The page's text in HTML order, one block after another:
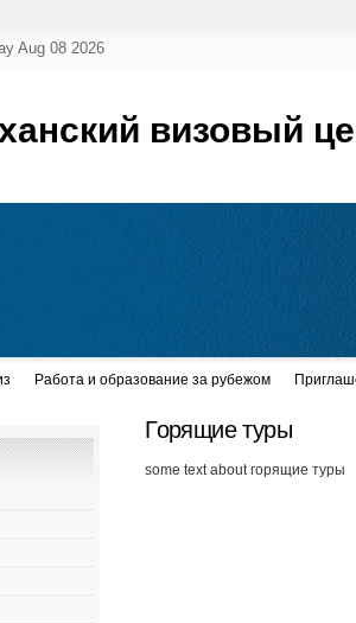
Aug 08 2026
визовый
Работа и образование за рубежом
Горящие туры
some text about горящие туры